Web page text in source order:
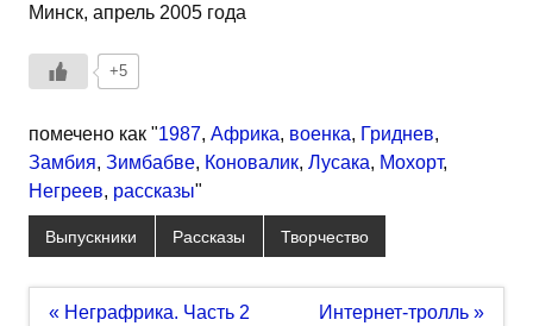
Минск, апрель 2005 года
+5
помечено как "1987, Африка, военка, Гриднев,
Замбия, Зимбабве, Коновалик, Лусака, Мохорт,
Негреев, рассказы"
Выпускники Рассказы Творчество
Навигация
« Неграфрика. Часть 2 Интернет-тролль »